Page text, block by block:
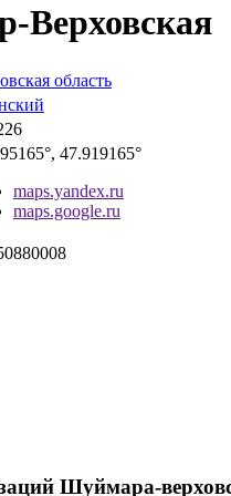
Верховская
область
47.919165°
maps.yandex.ru
maps.google.ru
Шуймара-